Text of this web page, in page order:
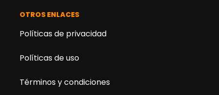
OTROS ENLACES
Políticas de privacidad
Políticas de uso
Términos y condiciones